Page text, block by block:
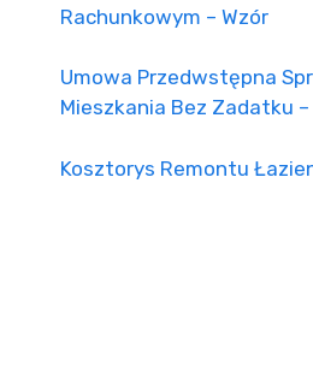
Rachunkowym – Wzór
Umowa Przedwstępna
Mieszkania Bez Zadatku –
Kosztorys Remontu